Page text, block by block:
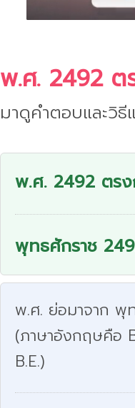
พ.ศ. 2492 ต
มาดูคำตอบและวิ
พ.ศ. 2492 ตร
พุทธศักราช
พ.ศ. ย่อมาจาก พุ
(ภาษาอังกฤษคือ
B.E.)